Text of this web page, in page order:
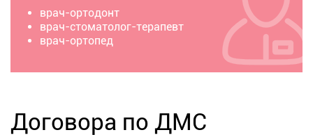
врач-ортодонт
врач-стоматолог-терапевт
врач-ортопед
Договора по ДМС